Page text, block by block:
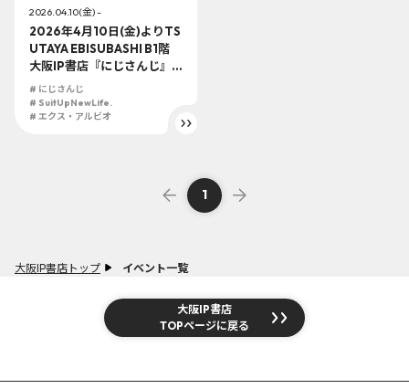
大阪IP書店トップ イベント一覧
2026.04.10(金) -
2026年4月10日(金)よりTS
UTAYA EBISUBASHI B1階
大阪IP書店『にじさんじ』
大型コーナーにて『Suit Up,
New Life.』展開決定！！
# にじさんじ
# SuitUpNewLife.
# エクス・アルビオ
1
大阪IP書店
TOPページに戻る